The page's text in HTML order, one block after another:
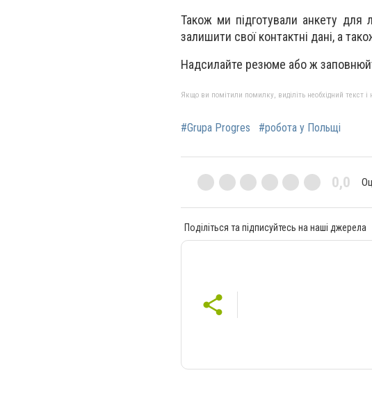
Також ми підготували анкету
залишити свої контактні дані, а
Надсилайте резюме або ж
Якщо ви помітили помилку, виділіть необхідний текст
#Grupa Progres #робота у Польщі
0,0
Поділіться та підписуйтесь на наші джерела